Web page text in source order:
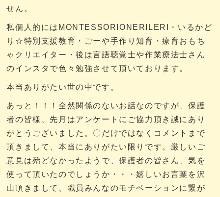
せん。
私個人的にはMONTESSORIONERILERI・いるかど
り☆特別支援教育・ごーや手作り知育・療育おもち
ゃクリエイター・後は言語聴覚士や作業療法士さん
のインスタで色々勉強させて頂いております。
本当ありがたい世の中です。
あっと！！！全然関係のないお話なのですが、保護
者の皆様、先月はアンケートにご協力頂き誠にあり
がとうございました。〇だけではなくコメントまで
頂きまして、本当にありがたい限りです。厳しいご
意見は殆どなかったようで、保護者の皆さん、気を
使って頂いたのでしょうか・・・嬉しいお言葉を沢
山頂きまして、職員みんなのモチベーションに繋が